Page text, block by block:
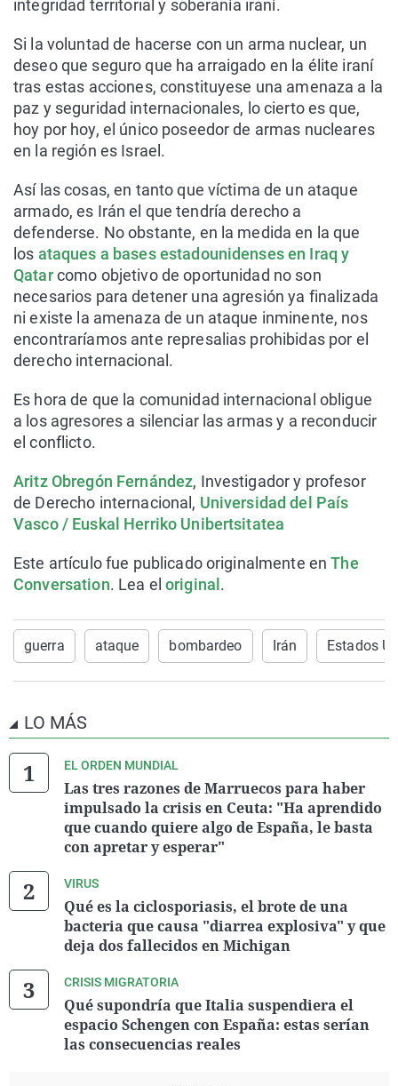
integridad territorial y soberanía iraní.
Si la voluntad de hacerse con un arma nuclear, un
deseo que seguro que ha arraigado en la élite iraní
tras estas acciones, constituyese una amenaza a la
paz y seguridad internacionales, lo cierto es que,
hoy por hoy, el único poseedor de armas nucleares
en la región es Israel.
Así las cosas, en tanto que víctima de un ataque
armado, es Irán el que tendría derecho a
defenderse. No obstante, en la medida en la que
los ataques a bases estadounidenses en Iraq y
Qatarcomo objetivo de oportunidad no son
necesarios para detener una agresión ya finalizada
ni existe la amenaza de un ataque inminente, nos
encontraríamos ante represalias prohibidas por el
derecho internacional.
Es hora de que la comunidad internacional obligue
a los agresores a silenciar las armas y a reconducir
el conflicto.
Aritz Obregón Fernández, Investigador y profesor
de Derecho internacional, Universidad del País
Vasco / Euskal Herriko Unibertsitatea
Este artículo fue publicado originalmente enThe
Conversation. Lea el original .
guerra ataque bombardeo Irán Estados
LO MÁS
EL ORDEN MUNDIAL
Las tres razones de Marruecos para haber
impulsado la crisis en Ceuta: "Ha aprendido
que cuando quiere algo de España, le basta
con apretar y esperar"
VIRUS
Qué es la ciclosporiasis, el brote de una
bacteria que causa "diarrea explosiva" y que
deja dos fallecidos en Michigan
CRISIS MIGRATORIA
Qué supondría que Italia suspendiera el
espacio Schengen con España: estas serían
las consecuencias reales